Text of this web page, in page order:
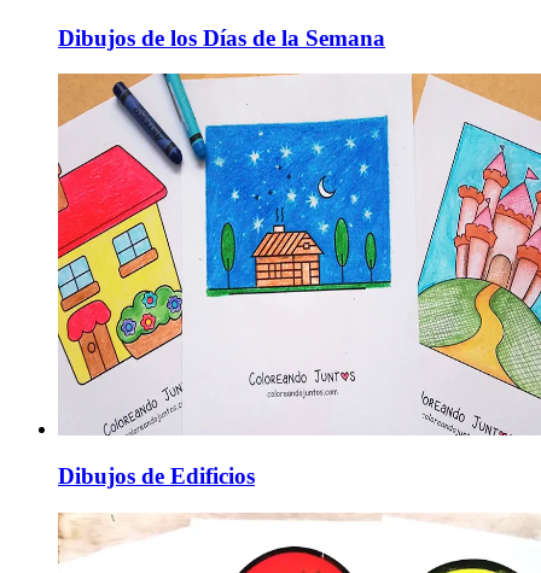
Dibujos de los Días de la Semana
Dibujos de Edificios